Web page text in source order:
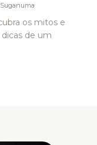
os mitos e
de um